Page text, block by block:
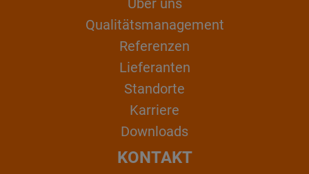
Über uns
Qualitätsmanagement
Referenzen
Lieferanten
Standorte
Karriere
Downloads
KONTAKT